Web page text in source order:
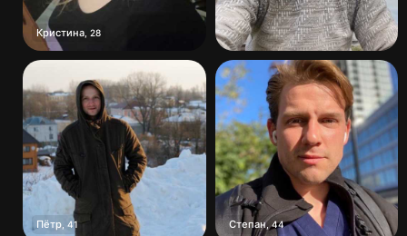
Кристина 28
Пётр 41 Степан, 44